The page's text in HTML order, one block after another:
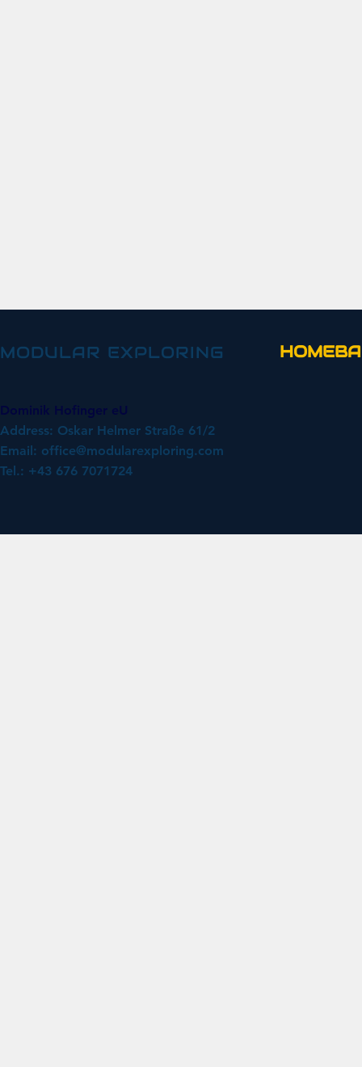
MODULAR EXPLORING
Address: Oskar Helmer Straße 61/2
Email: office@modularexploring.com
Tel.: +43 676 7071724